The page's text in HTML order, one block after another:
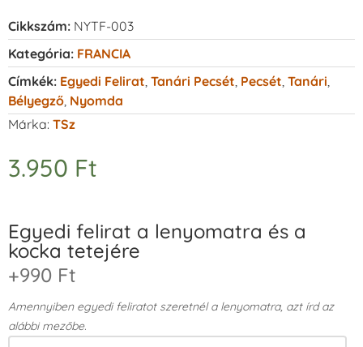
Cikkszám: NYTF-003
Kategória: FRANCIA
Címkék: Egyedi Felirat Tanári Pecsét Pecsét Tanári
Bélyegző Nyomda
Márka: TSz
3.950 Ft
Egyedi felirat a lenyomatra és a
kocka tetejére
+990 Ft
Amennyiben egyedi feliratot szeretnél a lenyomatra, azt írd az
alábbi mezőbe.